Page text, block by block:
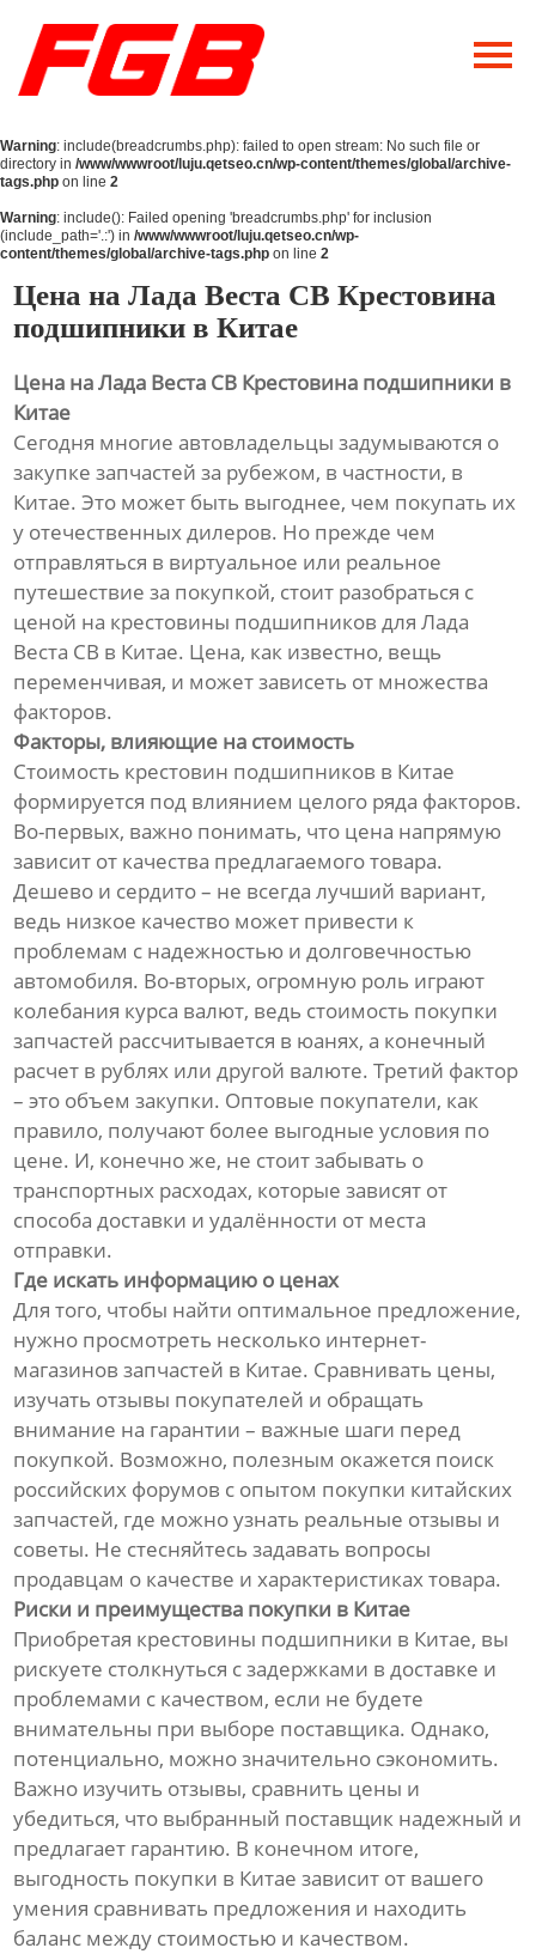
Главная
О Нас
Продукция
Новости
Warning: include(breadcrumbs.php): failed to open stream: No such file or
directory in /www/wwwroot/luju.qetseo.cn/wp-content/themes/global/archive-
tags.php on line 2
Warning: include(): Failed opening 'breadcrumbs.php' for inclusion
(include_path='.:') in /www/wwwroot/luju.qetseo.cn/wp-
content/themes/global/archive-tags.php on line 2
Цена на Лада Веста СВ Крестовина
подшипники в Китае
Цена на Лада Веста СВ Крестовина подшипники в
Китае
Сегодня многие автовладельцы задумываются о
закупке запчастей за рубежом, в частности, в
Китае. Это может быть выгоднее, чем покупать их
у отечественных дилеров. Но прежде чем
отправляться в виртуальное или реальное
путешествие за покупкой, стоит разобраться с
ценой на крестовины подшипников для Лада
Веста СВ в Китае. Цена, как известно, вещь
переменчивая, и может зависеть от множества
факторов.
Факторы, влияющие на стоимость
Стоимость крестовин подшипников в Китае
формируется под влиянием целого ряда факторов.
Во-первых, важно понимать, что цена напрямую
зависит от качества предлагаемого товара.
Дешево и сердито – не всегда лучший вариант,
ведь низкое качество может привести к
проблемам с надежностью и долговечностью
автомобиля. Во-вторых, огромную роль играют
колебания курса валют, ведь стоимость покупки
запчастей рассчитывается в юанях, а конечный
расчет в рублях или другой валюте. Третий фактор
– это объем закупки. Оптовые покупатели, как
правило, получают более выгодные условия по
цене. И, конечно же, не стоит забывать о
транспортных расходах, которые зависят от
способа доставки и удалённости от места
отправки.
Где искать информацию о ценах
Для того, чтобы найти оптимальное предложение,
нужно просмотреть несколько интернет-
магазинов запчастей в Китае. Сравнивать цены,
изучать отзывы покупателей и обращать
внимание на гарантии – важные шаги перед
покупкой. Возможно, полезным окажется поиск
российских форумов с опытом покупки китайских
запчастей, где можно узнать реальные отзывы и
советы. Не стесняйтесь задавать вопросы
продавцам о качестве и характеристиках товара.
Риски и преимущества покупки в Китае
Приобретая крестовины подшипники в Китае, вы
рискуете столкнуться с задержками в доставке и
проблемами с качеством, если не будете
внимательны при выборе поставщика. Однако,
потенциально, можно значительно сэкономить.
Важно изучить отзывы, сравнить цены и
убедиться, что выбранный поставщик надежный и
предлагает гарантию. В конечном итоге,
выгодность покупки в Китае зависит от вашего
умения сравнивать предложения и находить
баланс между стоимостью и качеством.